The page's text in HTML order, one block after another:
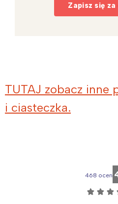
Zapisz się
TUTAJ zobacz inne
i ciasteczka.
468 ocen
☆ ☆ ☆